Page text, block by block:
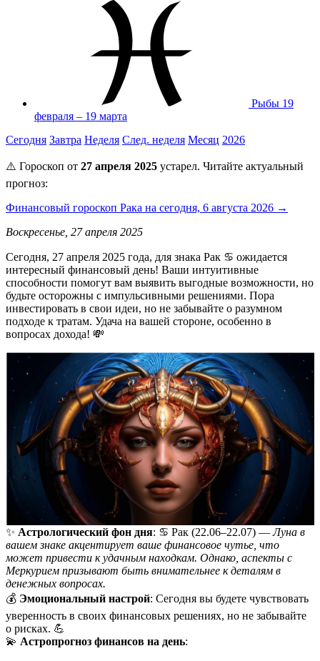
Рыбы 19
февраля – 19 марта
Сегодня Завтра Неделя След. неделя Месяц 2026
⚠️ Гороскоп от 27 апреля 2025 устарел. Читайте актуальный
прогноз:
Финансовый гороскоп Рака на сегодня, 6 августа 2026 →
Воскресенье, 27 апреля 2025
Сегодня, 27 апреля 2025 года, для знака Рак ♋️ ожидается
интересный финансовый день! Ваши интуитивные
способности помогут вам выявить выгодные возможности, но
будьте осторожны с импульсивными решениями. Пора
инвестировать в свои идеи, но не забывайте о разумном
подходе к тратам. Удача на вашей стороне, особенно в
вопросах дохода! 💸
✨ Астрологический фон дня: ♋️ Рак (22.06–22.07) —Луна в
вашем знаке акцентирует ваше финансовое чутье, что
может привести к удачным находкам. Однако, аспекты с
Меркурием призывают быть внимательнее к деталям в
денежных вопросах.
💰 Эмоциональный настрой: Сегодня вы будете чувствовать
уверенность в своих финансовых решениях, но не забывайте
о рисках. 💪
💫 Астропрогноз финансов на день: